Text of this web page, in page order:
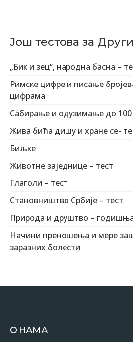
Још тестова за
„Бик и зец“, народна басна –
Римске цифре и писање
цифрама
Сабирање и одузимање до 100
Жива бића дишу и хране се-
Биљке
Животне заједнице – тест
Глаголи – тест
Становништво Србије – тест
Природа и друштво –
Начини преношења и мере
заразних болести
О НАМА